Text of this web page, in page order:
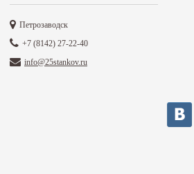
Петрозаводск
+7 (8142) 27-22-40
info@25stankov.ru